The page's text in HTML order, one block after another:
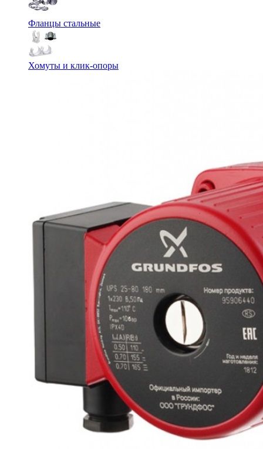
Фланцы стальные
Хомуты и клик-опоры